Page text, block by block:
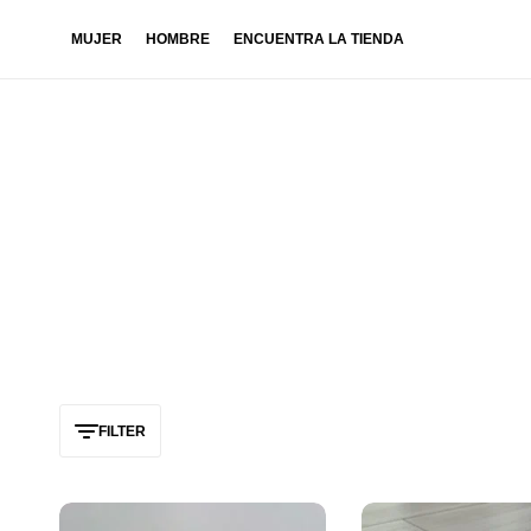
MUJER HOMBRE ENCUENTRA LA TIENDA
FILTER